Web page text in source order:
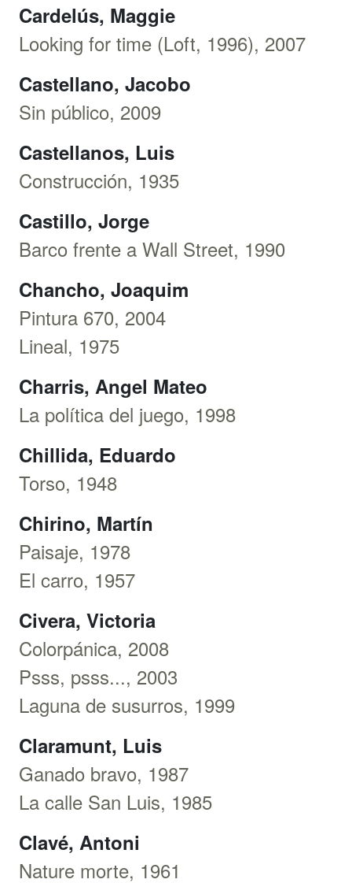
Cardelús, Maggie
Looking for time (Loft, 1996), 2007
Castellano, Jacobo
Sin público, 2009
Castellanos, Luis
Construcción, 1935
Castillo, Jorge
Barco frente a Wall Street, 1990
Chancho, Joaquim
Pintura 670, 2004
Lineal, 1975
Charris, Angel Mateo
La política del juego, 1998
Chillida, Eduardo
Torso, 1948
Chirino, Martín
Paisaje, 1978
El carro, 1957
Civera, Victoria
Colorpánica, 2008
Psss, psss..., 2003
Laguna de susurros, 1999
Claramunt, Luis
Ganado bravo, 1987
La calle San Luis, 1985
Clavé, Antoni
Nature morte, 1961